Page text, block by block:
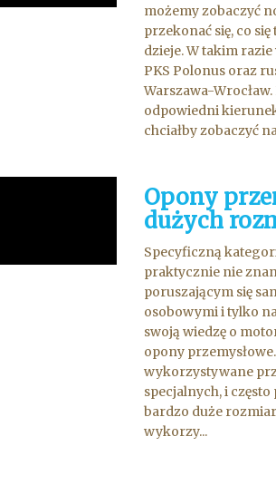
możemy zobaczyć
przekonać się, co
dzieje. W takim
PKS Polonus oraz
Warszawa-
odpowiedni
chciałby zobaczyć
Opony
dużych
Specyficzną
praktycznie nie
poruszającym się
osobowymi i tylko
swoją wiedzę o
opony
wykorzystywane
specjalnych, i
bardzo duże
wykorzy...